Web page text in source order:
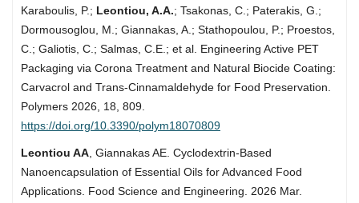
Karaboulis, P.; Leontiou, A.A.; Tsakonas, C.; Paterakis, G.;
Dormousoglou, M.; Giannakas, A.; Stathopoulou, P.; Proestos,
C.; Galiotis, C.; Salmas, C.E.; et al. Engineering Active PET
Packaging via Corona Treatment and Natural Biocide Coating:
Carvacrol and Trans-Cinnamaldehyde for Food Preservation.
Polymers 2026, 18, 809.
https://doi.org/10.3390/polym18070809
Leontiou AA, Giannakas AE. Cyclodextrin-Based
Nanoencapsulation of Essential Oils for Advanced Food
Applications. Food Science and Engineering. 2026 Mar.